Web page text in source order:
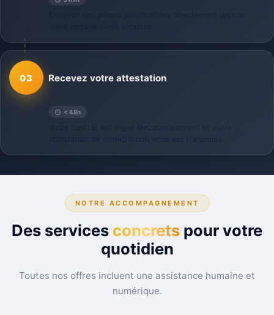
03
< 48h
Recevez votre attestation
NOTRE ACCOMPAGNEMENT
Des services concrets pour votre
quotidien
Toutes nos offres incluent une assistance humaine et
numérique.